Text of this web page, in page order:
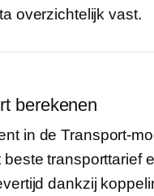
overzichtelijk vast.
berekenen
in de Transport-
beste transporttarief
dankzij